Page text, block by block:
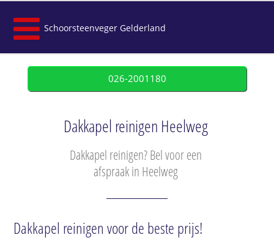
Schoorsteenveger Gelderland
026-2001180
Dakkapel reinigen Heelweg
Dakkapel reinigen? Bel voor een
afspraak in Heelweg
Dakkapel reinigen voor de beste prijs!